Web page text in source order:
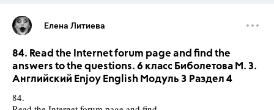
Елена Литиева
84. Read the Internet forum page and find the
answers to the questions. 6 класс Биболетова М. З.
Английский Enjoy English Модуль 3 Раздел 4
84.